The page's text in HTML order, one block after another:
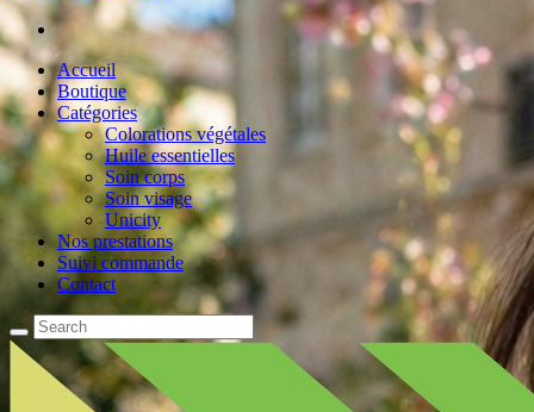
Accueil
Boutique
Catégories
Colorations végétales
Huile essentielles
Soin corps
Soin visage
Unicity
Nos prestations
Suivi commande
Contact